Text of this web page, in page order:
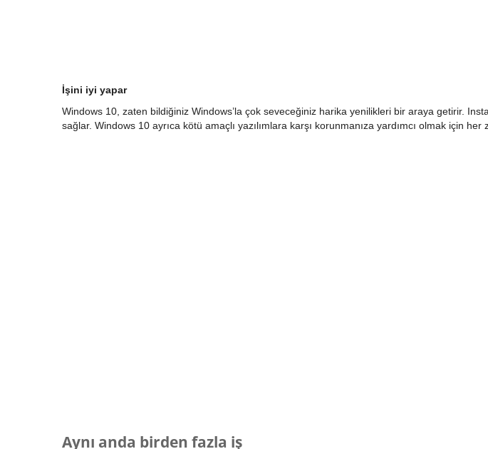
İşini iyi yapar
Windows 10, zaten bildiğiniz Windows’la çok seveceğiniz harika yenilikleri bir araya getirir.
sağlar. Windows 10 ayrıca kötü amaçlı yazılımlara karşı korunmanıza yardımcı olmak için
Aynı anda birden fazla iş